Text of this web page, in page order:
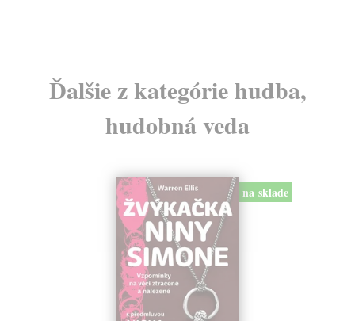
Ďalšie z kategórie hudba,
hudobná veda
na sklade